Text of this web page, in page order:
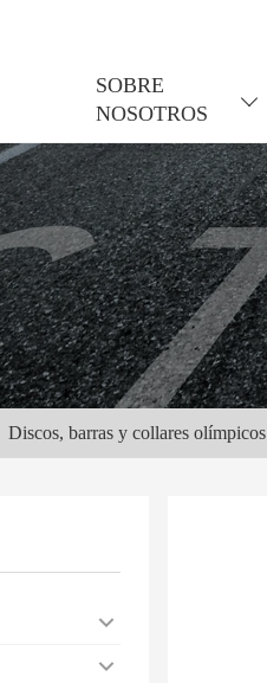
SOBRE
NOSOTROS
Discos, barras y collares olímpicos